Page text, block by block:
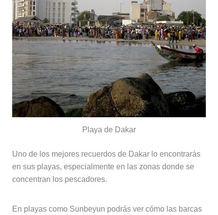
Playa de Dakar
Uno de los mejores recuerdos de Dakar lo encontrarás
en sus playas, especialmente en las zonas donde se
concentran los pescadores.
En playas como Sunbeyun podrás ver cómo las barcas